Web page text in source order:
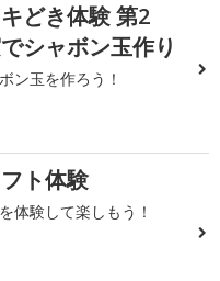
どき体験 第2
シャボン玉作り
ン玉を作ろう！
ト体験
体験して楽しもう！